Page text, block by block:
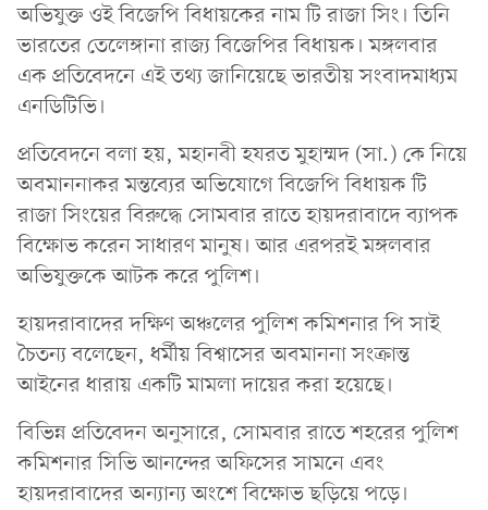
অভিযুক্ত ওই বিজেপি বিধায়কের নাম টি রাজা সিং। তিনি
ভারতের তেলেঙ্গানা রাজ্য বিজেপির বিধায়ক। মঙ্গলবার
এক প্রতিবেদনে এই তথ্য জানিয়েছে ভারতীয় সংবাদমাধ্যম
এনডিটিভি।
প্রতিবেদনে বলা হয়, মহানবী হযরত মুহাম্মদ (সা.) কে নিয়ে
অবমাননাকর মন্তব্যের অভিযোগে বিজেপি বিধায়ক টি
রাজা সিংয়ের বিরুদ্ধে সোমবার রাতে হায়দরাবাদে ব্যাপক
বিক্ষোভ করেন সাধারণ মানুষ। আর এরপরই মঙ্গলবার
অভিযুক্তকে আটক করে পুলিশ।
হায়দরাবাদের দক্ষিণ অঞ্চলের পুলিশ কমিশনার পি সাই
চৈতন্য বলেছেন, ধর্মীয় বিশ্বাসের অবমাননা সংক্রান্ত
আইনের ধারায় একটি মামলা দায়ের করা হয়েছে।
বিভিন্ন প্রতিবেদন অনুসারে, সোমবার রাতে শহরের পুলিশ
কমিশনার সিভি আনন্দের অফিসের সামনে এবং
হায়দরাবাদের অন্যান্য অংশে বিক্ষোভ ছড়িয়ে পড়ে।